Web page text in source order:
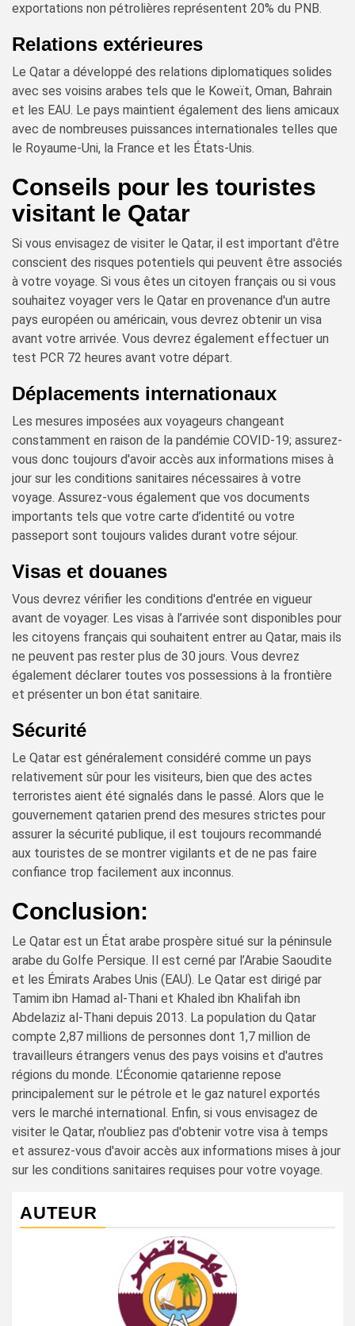
exportations non pétrolières représentent 20% du PNB.
Relations extérieures
Le Qatar a développé des relations diplomatiques solides
avec ses voisins arabes tels que le Koweït, Oman, Bahrain
et les EAU. Le pays maintient également des liens amicaux
avec de nombreuses puissances internationales telles que
le Royaume-Uni, la France et les États-Unis.
Conseils pour les touristes
visitant le Qatar
Si vous envisagez de visiter le Qatar, il est important d'être
conscient des risques potentiels qui peuvent être associés
à votre voyage. Si vous êtes un citoyen français ou si vous
souhaitez voyager vers le Qatar en provenance d'un autre
pays européen ou américain, vous devrez obtenir un visa
avant votre arrivée. Vous devrez également effectuer un
test PCR 72 heures avant votre départ.
Déplacements internationaux
Les mesures imposées aux voyageurs changeant
constamment en raison de la pandémie COVID-19; assurez-
vous donc toujours d'avoir accès aux informations mises à
jour sur les conditions sanitaires nécessaires à votre
voyage. Assurez-vous également que vos documents
importants tels que votre carte d’identité ou votre
passeport sont toujours valides durant votre séjour.
Visas et douanes
Vous devrez vérifier les conditions d'entrée en vigueur
avant de voyager. Les visas à l’arrivée sont disponibles pour
les citoyens français qui souhaitent entrer au Qatar, mais ils
ne peuvent pas rester plus de 30 jours. Vous devrez
également déclarer toutes vos possessions à la frontière
et présenter un bon état sanitaire.
Sécurité
Le Qatar est généralement considéré comme un pays
relativement sûr pour les visiteurs, bien que des actes
terroristes aient été signalés dans le passé. Alors que le
gouvernement qatarien prend des mesures strictes pour
assurer la sécurité publique, il est toujours recommandé
aux touristes de se montrer vigilants et de ne pas faire
confiance trop facilement aux inconnus.
Conclusion:
Le Qatar est un État arabe prospère situé sur la péninsule
arabe du Golfe Persique. Il est cerné par l’Arabie Saoudite
et les Émirats Arabes Unis (EAU). Le Qatar est dirigé par
Tamim ibn Hamad al-Thani et Khaled ibn Khalifah ibn
Abdelaziz al-Thani depuis 2013. La population du Qatar
compte 2,87 millions de personnes dont 1,7 million de
travailleurs étrangers venus des pays voisins et d'autres
régions du monde. L’Économie qatarienne repose
principalement sur le pétrole et le gaz naturel exportés
vers le marché international. Enfin, si vous envisagez de
visiter le Qatar, n'oubliez pas d'obtenir votre visa à temps
et assurez-vous d'avoir accès aux informations mises à jour
sur les conditions sanitaires requises pour votre voyage.
AUTEUR